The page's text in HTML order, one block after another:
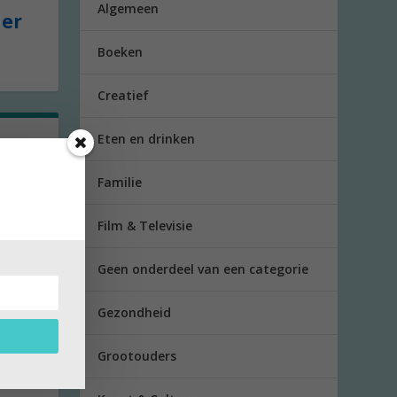
Algemeen
Boeken
Creatief
Eten en drinken
Familie
Film & Televisie
Geen onderdeel van een categorie
Gezondheid
Grootouders